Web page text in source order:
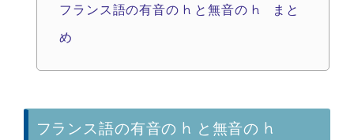
フランス語の有音の h と無音の h まと
め
フランス語の有音の h と無音の h